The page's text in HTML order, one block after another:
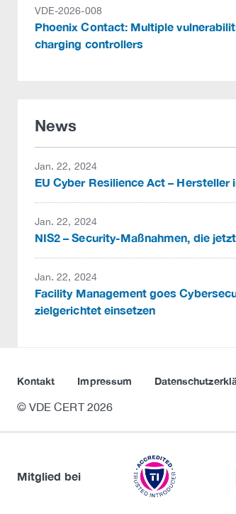
VDE-2026-008
Phoenix Contact: Multiple
charging controllers
News
Jan. 22, 2024
EU Cyber Resilience Act –
Jan. 22, 2024
NIS2 – Security-Maßnahmen, die
Jan. 22, 2024
Facility Management goes
zielgerichtet einsetzen
Kontakt Impressum
© VDE CERT 2026
Mitglied bei